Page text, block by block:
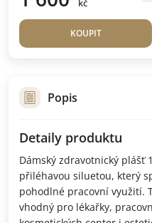
kč
KOUPIT
Popis
Detaily produktu
Dámský zdravotnický plášť
přiléhavou siluetou, který
pohodlné pracovní využití.
vhodný pro lékařky,